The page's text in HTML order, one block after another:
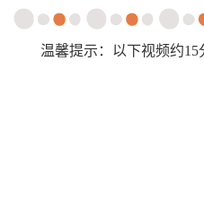
温馨提示：以下视频约